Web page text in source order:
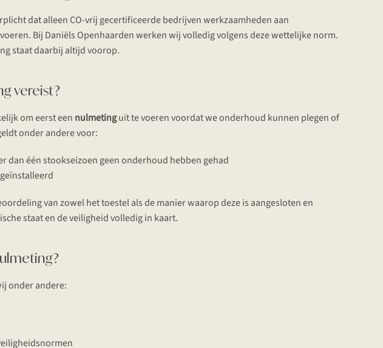
dat alleen CO-vrij gecertificeerde bedrijven werkzaamheden aan
Bij Daniëls Openhaarden werken wij volledig volgens deze wettelijke norm.
staat daarbij altijd voorop.
vereist?
om eerst een nulmetinguit te voeren voordat we onderhoud kunnen plegen of
onder andere voor:
dan één stookseizoen geen onderhoud hebben gehad
van zowel het toestel als de manier waarop deze is aangesloten en
staat en de veiligheid volledig in kaart.
onder andere: